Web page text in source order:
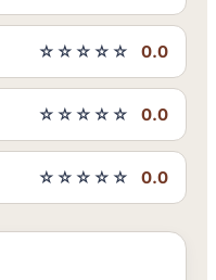
☆☆☆☆☆ 0.0
☆☆☆☆☆ 0.0
☆☆☆☆☆ 0.0